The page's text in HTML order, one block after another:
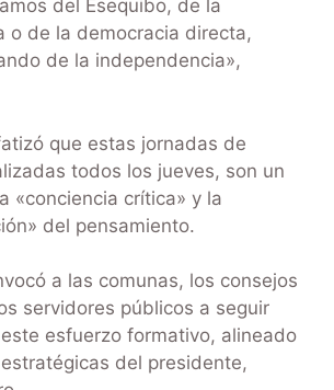
del Esequibo, de la
o de la democracia directa,
de la independencia»,
que estas jornadas de
todos los jueves, son un
«conciencia crítica» y la
del pensamiento.
a las comunas, los consejos
servidores públicos a seguir
esfuerzo formativo, alineado
del presidente,